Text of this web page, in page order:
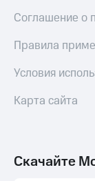
Соглашение о
Правила
Условия
Карта сайта
Скачайте